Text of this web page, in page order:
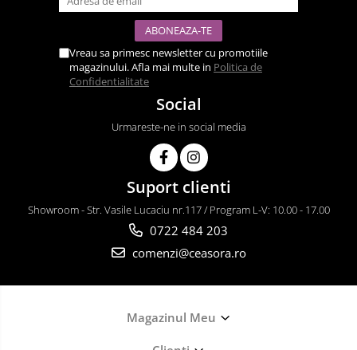
Vreau sa primesc newsletter cu promotiile
magazinului. Afla mai multe in Politica de
Confidentialitate
Social
Urmareste-ne in social media
Suport clienti
Showroom - Str. Vasile Lucaciu nr.117 / Program L-V: 10.00 - 17.00
0722 484 203
comenzi@ceasora.ro
Magazinul Meu